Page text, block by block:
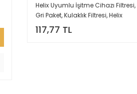
Helix Uyumlu İşitme Cihazı Filtresi,
Gri Paket, Kulaklık Filtresi, Helix
Kulak Cihazı Filtresi, (1 Paket = 8
Adet), YesMed -
117,77 TL